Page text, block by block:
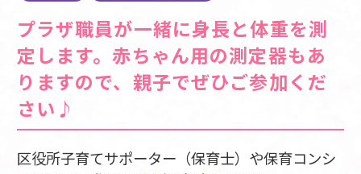
プラザ職員が一緒に身長と体重を測
定します。赤ちゃん用の測定器もあ
りますので、親子でぜひご参加くだ
さい♪
区役所子育てサポーター（保育士）や保育コンシ